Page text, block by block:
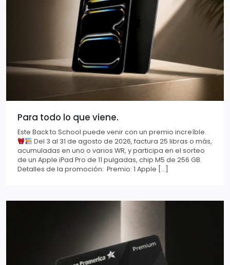
Para todo lo que viene.
Este Back to School puede venir con un premio increíble.
Del 3 al 31 de agosto de 2026, factura 25 libras o más,
acumuladas en uno o varios WR, y participa en el sorteo
de un Apple iPad Pro de 11 pulgadas, chip M5 de 256 GB.
Detalles de la promoción: Premio: 1 Apple […]